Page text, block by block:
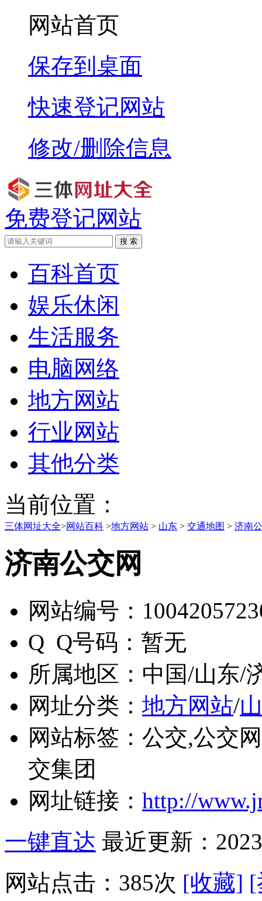
网站首页
保存到桌面
快速登记网站
修改/删除信息
免费登记网站
搜 索
百科首页
娱乐休闲
生活服务
电脑网络
地方网站
行业网站
其他分类
当前位置：
三体网址大全>网站百科 >地方网站 > 山东 > 交通地图 > 济南
济南公交网
网站编号：
Q Q号码： 暂无
所属地区： 中国/山东/
网址分类： 地方网站/
网站标签： 公交,公交
交集团
网址链接： http://
一键直达 最近更新：
网站点击： 385次 [收藏] [